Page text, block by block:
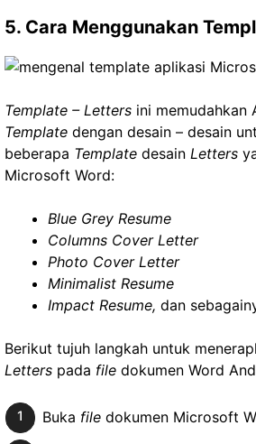
5. Cara Menggunakan
Template – Letters ini memudahkan
Template dengan desain – desain
beberapa Template desain Letters
Microsoft Word:
Blue Grey Resume
Columns Cover Letter
Photo Cover Letter
Minimalist Resume
Impact Resume, dan
Berikut tujuh langkah untuk
Letters pada file dokumen Word
Buka filedokumen Microsoft